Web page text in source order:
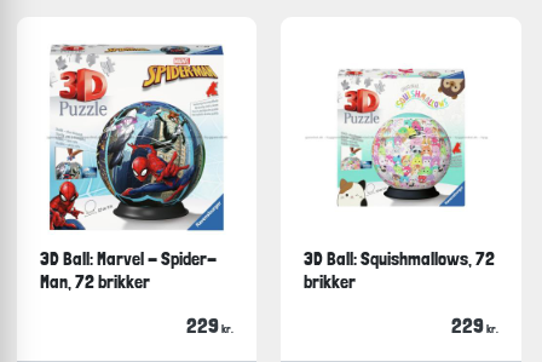
3D Ball: Marvel - Spider-
Man, 72 brikker
229 kr.
3D Ball: Squishmallows, 72
brikker
229 kr.